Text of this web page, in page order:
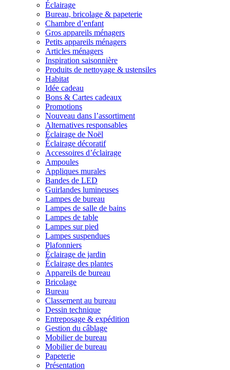
Éclairage
Bureau, bricolage & papeterie
Chambre d’enfant
Gros appareils ménagers
Petits appareils ménagers
Articles ménagers
Inspiration saisonnière
Produits de nettoyage & ustensiles
Habitat
Idée cadeau
Bons & Cartes cadeaux
Promotions
Nouveau dans l’assortiment
Alternatives responsables
Éclairage de Noël
Éclairage décoratif
Accessoires d’éclairage
Ampoules
Appliques murales
Bandes de LED
Guirlandes lumineuses
Lampes de bureau
Lampes de salle de bains
Lampes de table
Lampes sur pied
Lampes suspendues
Plafonniers
Éclairage de jardin
Éclairage des plantes
Appareils de bureau
Bricolage
Bureau
Classement au bureau
Dessin technique
Entreposage & expédition
Gestion du câblage
Mobilier de bureau
Mobilier de bureau
Papeterie
Présentation